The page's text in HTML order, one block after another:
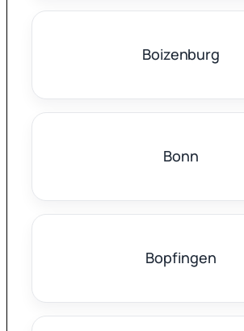
Boizenburg
Bonn
Bopfingen